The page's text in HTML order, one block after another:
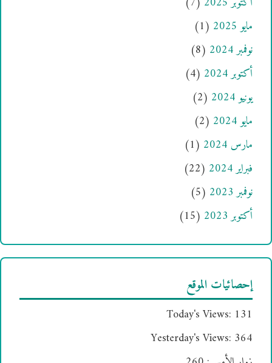
مايو 2025
(1)
نوفمبر 2024
(8)
أكتوبر 2024
(4)
يونيو 2024
(2)
مايو 2024
(2)
مارس 2024
(1)
فبراير 2024
(22)
نوفمبر 2023
(5)
أكتوبر 2023
(15)
إحصائيات الموقع
Today's Views: 131
Yesterday's Views: 364